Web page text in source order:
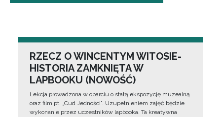
RZECZ O WINCENTYM WITOSIE-
HISTORIA ZAMKNIĘTA W
LAPBOOKU (NOWOŚĆ)
Lekcja prowadzona w oparciu o stałą ekspozycję muzealną
oraz film pt. „Cud Jedności”. Uzupełnieniem zajęć będzie
wykonanie przez uczestników lapbooka. Ta kreatywna